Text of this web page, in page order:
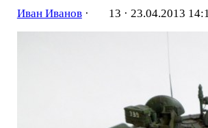
Иван Иванов· 13 · 23.04.2013